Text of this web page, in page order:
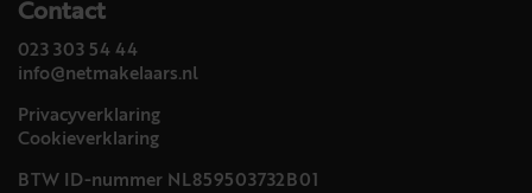
Contact
023 303 54 44
info@netmakelaars.nl
Privacyverklaring
Cookieverklaring
BTW ID-nummer NL859503732B01